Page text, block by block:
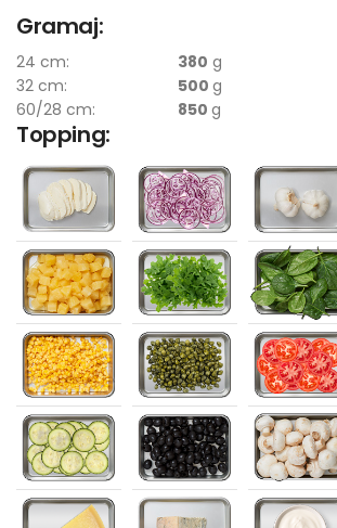
Gramaj:
24 cm: 380 g
32 cm:
500g
60/28 cm:
850g
Topping: